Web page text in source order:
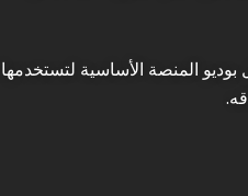
المنصة الأساسية لتستخدمها